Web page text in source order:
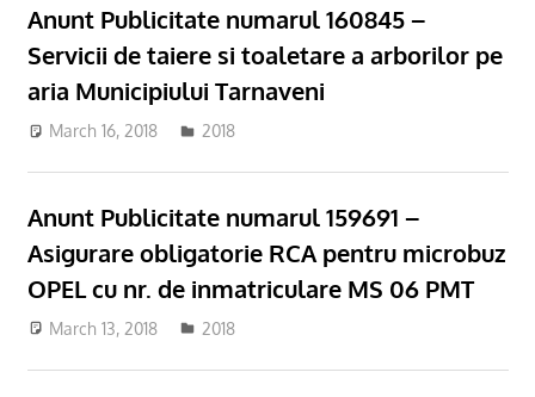
Anunt Publicitate numarul 160845 –
Servicii de taiere si toaletare a arborilor pe
aria Municipiului Tarnaveni
March 16, 2018 admsite
2018
Anunt Publicitate numarul 159691 –
Asigurare obligatorie RCA pentru microbuz
OPEL cu nr. de inmatriculare MS 06 PMT
March 13, 2018 admsite
2018